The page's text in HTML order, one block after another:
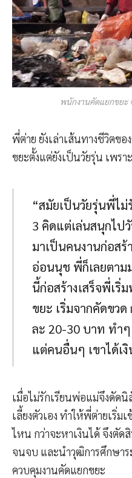
พนักงานคัดแยกขยะ
พี่ต่าย ยังเล่าเส้นทางชีวิตข
ขยะตั้งแต่ยังเป็นวัยรุ่น เพรา
“สมัยเป็นวัยรุ่นพี่ไม่
3 คิดแต่เล่นสนุกไ
มาเป็นคนงานก่อส
อ่อนนุช พี่ก็เลยตาม
นี้ก่อสร้างเสร็จพี่เริ่
ขยะ เริ่มจากคัดขวด
ละ 20-30 บาท ทำ
แต่คนอื่นๆ เขาได้เ
เมื่อไม่รักเรียนพ่อแม่จึงดัด
เลี้ยงตัวเอง ทำให้พี่ต่ายเริ่ม
ไหน กว่าจะหาเงินได้ จึงตั
จนจบ และนำวุฒิการศึกษา
ควบคุมงานคัดแยกขยะ